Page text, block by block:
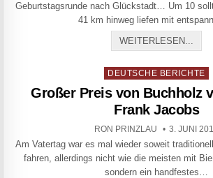
Geburtstagsrunde nach Glückstadt… Um 10
41 km hinweg liefen mit
WEITERLESEN...
Posted in
DEUTSCHE BERICHTE
Großer Preis von Buchholz
Frank Jacobs
AUTHOR:
RON PRINZLAU 3. JUNI
Am Vatertag war es mal wieder soweit
fahren, allerdings nicht wie die meisten mit
sondern ein handfestes…